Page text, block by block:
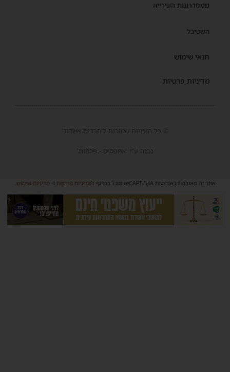
ממסדרונות העירייה
השטיבל
תנאי שימוש
מדיניות פרטיות
© כל הזכויות שמורות ל'חרדים אשדוד'
נבנה ע"י 'אמפסיס - פרסום'
אתר זה מאובטח באמצעות reCAPTCHA וגוגל בכפוף למדיניות פרטיותו-מדיניות שימוש.